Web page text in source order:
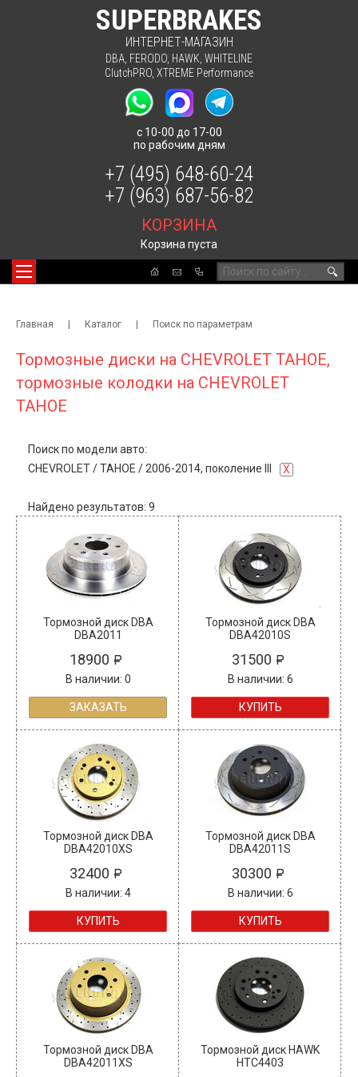
SUPERBRAKES
ИНТЕРНЕТ-МАГАЗИН
DBA FERODO HAWK WHITELINE
ClutchPRO XTREME Performance
с 10-00 до 17-00
по рабочим дням
🔍
КОРЗИНА
Корзина пуста
+7 (495) 648-60-24
+7 (963) 687-56-82
Главная | Каталог | Поиск по параметрам
Тормозные диски на CHEVROLET TAHOE,
тормозные колодки на CHEVROLET
TAHOE
Поиск по модели авто:
CHEVROLET/TAHOE / 2006-2014, поколение III X
Найдено результатов: 9
Тормозной диск DBA
DBA2011
18900
В наличии: 0
ЗАКАЗАТЬ
Тормозной диск DBA
DBA42010S
31500
В наличии: 6
КУПИТЬ
Тормозной диск DBA
DBA42010XS
32400
В наличии: 4
КУПИТЬ
Тормозной диск DBA
DBA42011S
30300
В наличии: 6
КУПИТЬ
Тормозной диск DBA
DBA42011XS
Тормозной диск HAWK
HTC4403